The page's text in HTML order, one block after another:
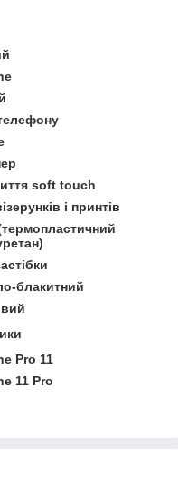
soft touch
і принтів
блакитний
Pro 11
11 Pro